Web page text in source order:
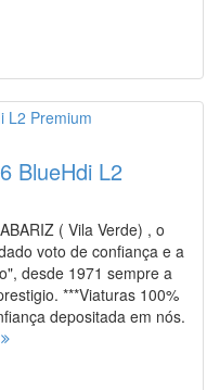
BlueHdi L2
( Vila Verde) , o
voto de confiança e a
desde 1971 sempre a
***Viaturas 100%
depositada em nós.